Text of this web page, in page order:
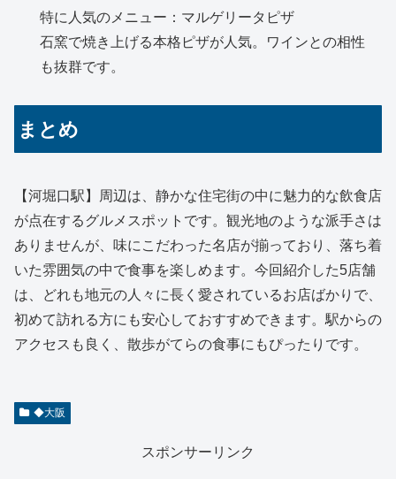
特に人気のメニュー：マルゲリータピザ
石窯で焼き上げる本格ピザが人気。ワインとの相性
も抜群です。
まとめ
【河堀口駅】周辺は、静かな住宅街の中に魅力的な飲食店
が点在するグルメスポットです。観光地のような派手さは
ありませんが、味にこだわった名店が揃っており、落ち着
いた雰囲気の中で食事を楽しめます。今回紹介した5店舗
は、どれも地元の人々に長く愛されているお店ばかりで、
初めて訪れる方にも安心しておすすめできます。駅からの
アクセスも良く、散歩がてらの食事にもぴったりです。
◆大阪
スポンサーリンク